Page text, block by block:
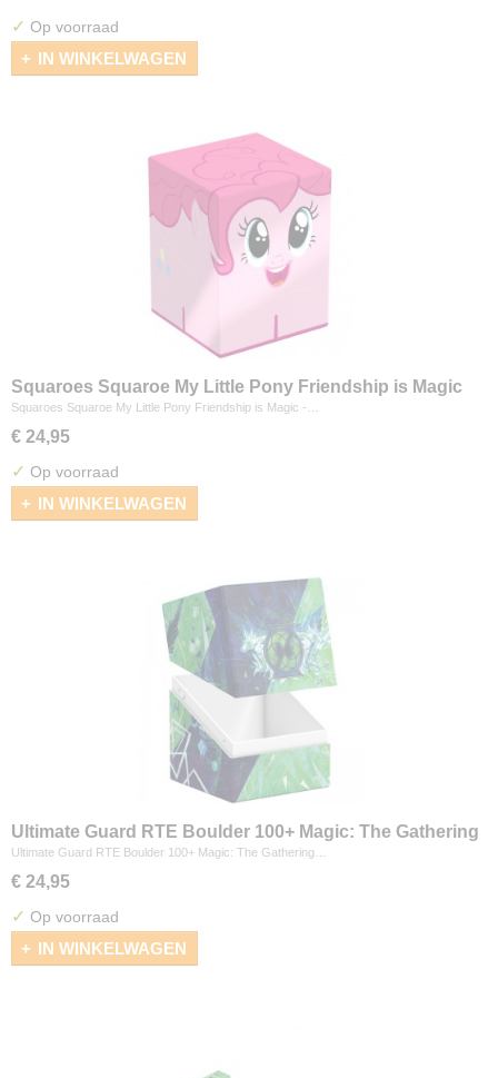
✓ Op voorraad
IN WINKELWAGEN
Squaroes Squaroe My Little Pony Friendship is Magic
- Pinkamena Pie
Squaroes Squaroe My Little Pony Friendship is Magic -…
€ 24,95
✓ Op voorraad
IN WINKELWAGEN
Ultimate Guard RTE Boulder 100+ Magic: The Gathering
"Secrets of Strixhaven" - Quandrix
Ultimate Guard RTE Boulder 100+ Magic: The Gathering…
€ 24,95
✓ Op voorraad
IN WINKELWAGEN